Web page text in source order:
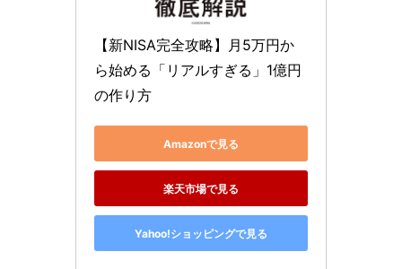
【新NISA完全攻略】月5万円か
ら始める「リアルすぎる」1億円
の作り方
Amazonで見る
楽天市場で見る
Yahoo!ショッピングで見る